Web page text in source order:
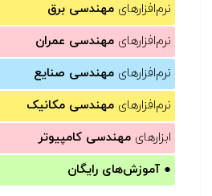
نرم‌افزارهای مهندسی برق
نرم‌افزارهای مهندسی عمران
نرم‌افزارهای مهندسی صنایع
نرم‌افزارهای مهندسی مکانیک
ابزارهای مهندسی کامپیوتر
● آموزش‌های رایگان